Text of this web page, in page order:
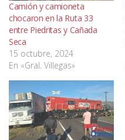
Camión y camioneta
chocaron en la Ruta 33
entre Piedritas y Cañada
Seca
15 octubre, 2024
En «Gral. Villegas»